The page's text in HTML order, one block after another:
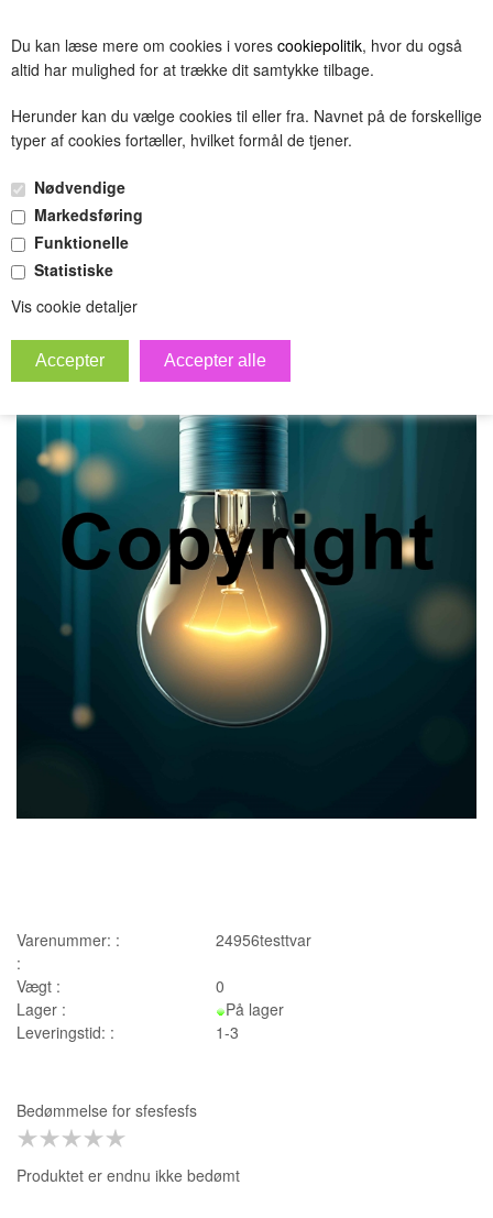
Du kan læse mere om cookies i vores cookiepolitik, hvor du også
altid har mulighed for at trække dit samtykke tilbage.
Herunder kan du vælge cookies til eller fra. Navnet på de forskellige
typer af cookies fortæller, hvilket formål de tjener.
Nødvendige
Markedsføring
Funktionelle
Statistiske
Vis cookie detaljer
(0.00 DKK)
sfesfesfs
Forside»Forside
Varenummer: :
24956testtvar
:
Vægt :
0
Lager :
På lager
Leveringstid: :
1-3
Bedømmelse for sfesfesfs
Produktet er endnu ikke bedømt